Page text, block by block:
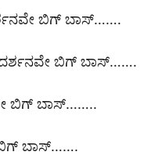
ಬಿಗ್ ಬಾಸ್…….
ಬಿಗ್ ಬಾಸ್…….
ಬಿಗ್ ಬಾಸ್……..
ಬಿಗ್ ಬಾಸ್…….